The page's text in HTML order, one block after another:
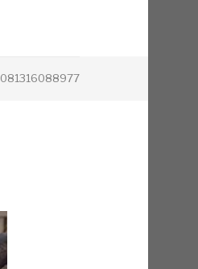
081316088977